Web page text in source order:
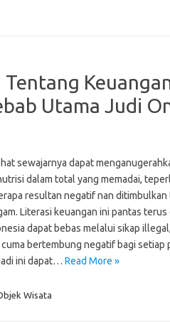
Tentang
Utama Judi
sewajarnya dapat
dalam total yang memadai,
resultan negatif nan
Literasi keuangan ini pantas terus
dapat bebas melalui sikap
bertembung negatif bagi setiap
ini dapat… Read More »
Wisata